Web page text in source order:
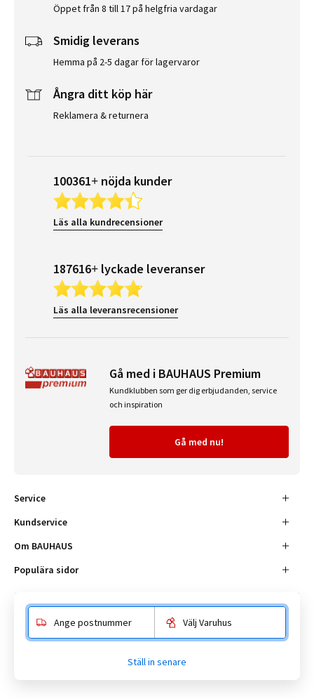
Öppet från 8 till 17 på helgfria vardagar
Smidig leverans
Hemma på 2-5 dagar för lagervaror
Ångra ditt köp här
Reklamera & returnera
100361+ nöjda kunder
Läs alla kundrecensioner
187616+ lyckade leveranser
Läs alla leveransrecensioner
Gå med i BAUHAUS Premium
Kundklubben som ger dig erbjudanden, service
och inspiration
Gå med nu!
Service
Kundservice
Om BAUHAUS
Populära sidor
Enköpingsvägen 41, 177 38 Järfälla.
Ange postnummer Välj Varuhus
Ställ in senare